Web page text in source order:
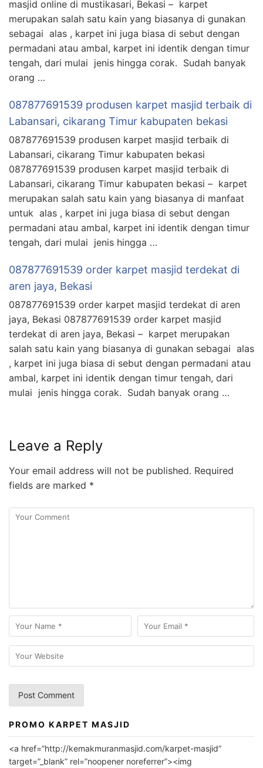
masjid online di mustikasari, Bekasi – karpet
merupakan salah satu kain yang biasanya di gunakan
sebagai alas , karpet ini juga biasa di sebut dengan
permadani atau ambal, karpet ini identik dengan timur
tengah, dari mulai jenis hingga corak. Sudah banyak
orang …
087877691539 produsen karpet masjid terbaik di
Labansari, cikarang Timur kabupaten bekasi
087877691539 produsen karpet masjid terbaik di
Labansari, cikarang Timur kabupaten bekasi
087877691539 produsen karpet masjid terbaik di
Labansari, cikarang Timur kabupaten bekasi – karpet
merupakan salah satu kain yang biasanya di manfaat
untuk alas , karpet ini juga biasa di sebut dengan
permadani atau ambal, karpet ini identik dengan timur
tengah, dari mulai jenis hingga …
087877691539 order karpet masjid terdekat di
aren jaya, Bekasi
087877691539 order karpet masjid terdekat di aren
jaya, Bekasi 087877691539 order karpet masjid
terdekat di aren jaya, Bekasi – karpet merupakan
salah satu kain yang biasanya di gunakan sebagai alas
, karpet ini juga biasa di sebut dengan permadani atau
ambal, karpet ini identik dengan timur tengah, dari
mulai jenis hingga corak. Sudah banyak orang …
Leave a Reply
Your email address will not be published. Required
fields are marked *
A
l
PROMO KARPET MASJID
<a href=”http://kemakmuranmasjid.com/karpet-masjid”
target=”_blank” rel=”noopener noreferrer”><img